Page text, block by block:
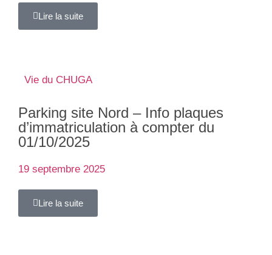
Lire la suite
Vie du CHUGA
Parking site Nord – Info plaques
d’immatriculation à compter du
01/10/2025
19 septembre 2025
Lire la suite